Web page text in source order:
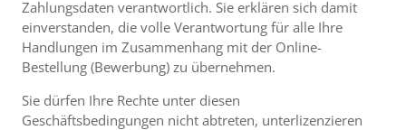
Zahlungsdaten verantwortlich. Sie erklären sich damit
einverstanden, die volle Verantwortung für alle Ihre
Handlungen im Zusammenhang mit der Online-
Bestellung (Bewerbung) zu übernehmen.
Sie dürfen Ihre Rechte unter diesen
Geschäftsbedingungen nicht abtreten, unterlizenzieren